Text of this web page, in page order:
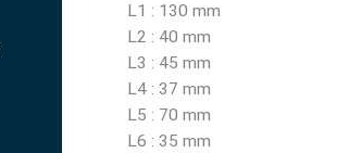
L1 : 130 mm
L2 : 40 mm
L3 : 45 mm
L4 : 37 mm
L5 : 70 mm
L6 : 35 mm